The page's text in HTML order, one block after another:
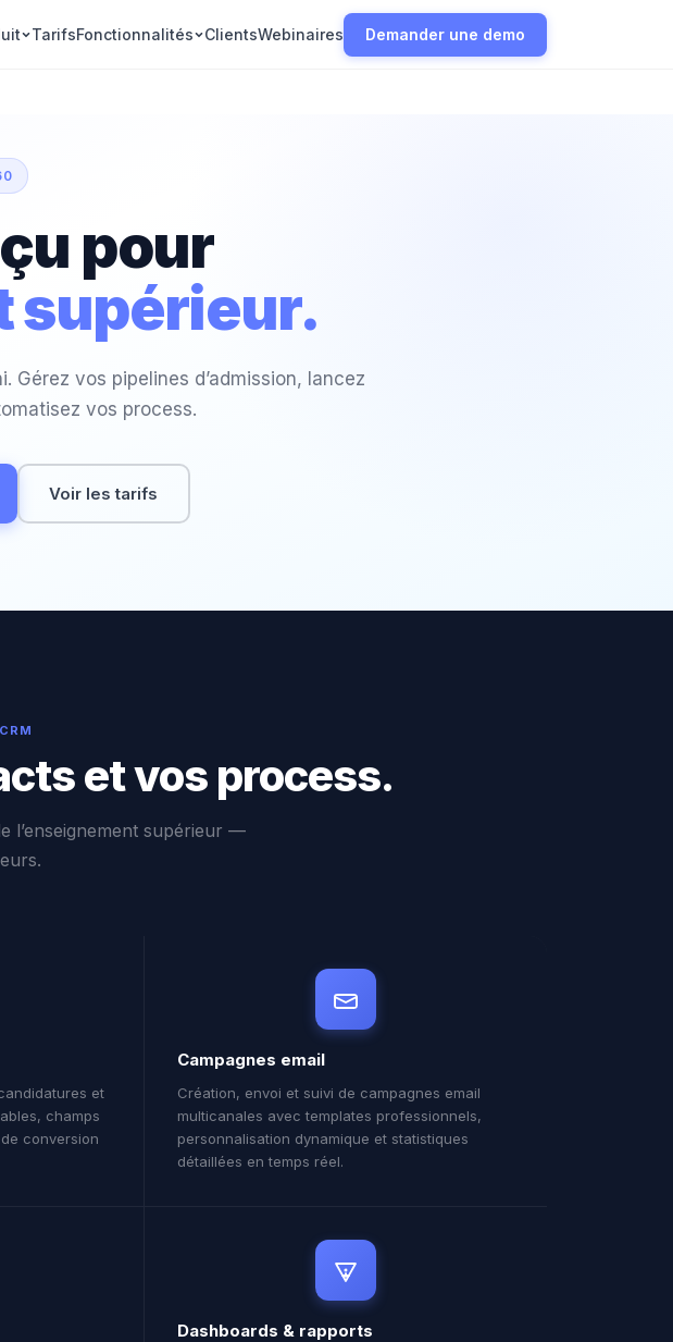
TarifsFonctionnalités ClientsWebinaires Demander une demo
pour
supérieur.
vos pipelines d’admission, lancez
vos process.
Voir les tarifs
et vos process.
l’enseignement supérieur —
et
champs
conversion
Campagnes email
Création, envoi et suivi de campagnes email
multicanales avec templates professionnels,
personnalisation dynamique et statistiques
détaillées en temps réel.
Dashboards & rapports